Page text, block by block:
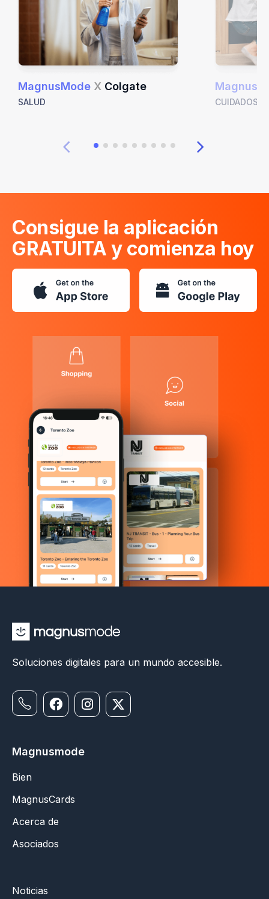
MagnusMode X Colgate
SALUD CUIDADOS
Consigue la aplicación
GRATUITA y comienza hoy
Soluciones digitales para un mundo accesible.
Magnusmode
Bien
MagnusCards
Acerca de
Asociados
Noticias